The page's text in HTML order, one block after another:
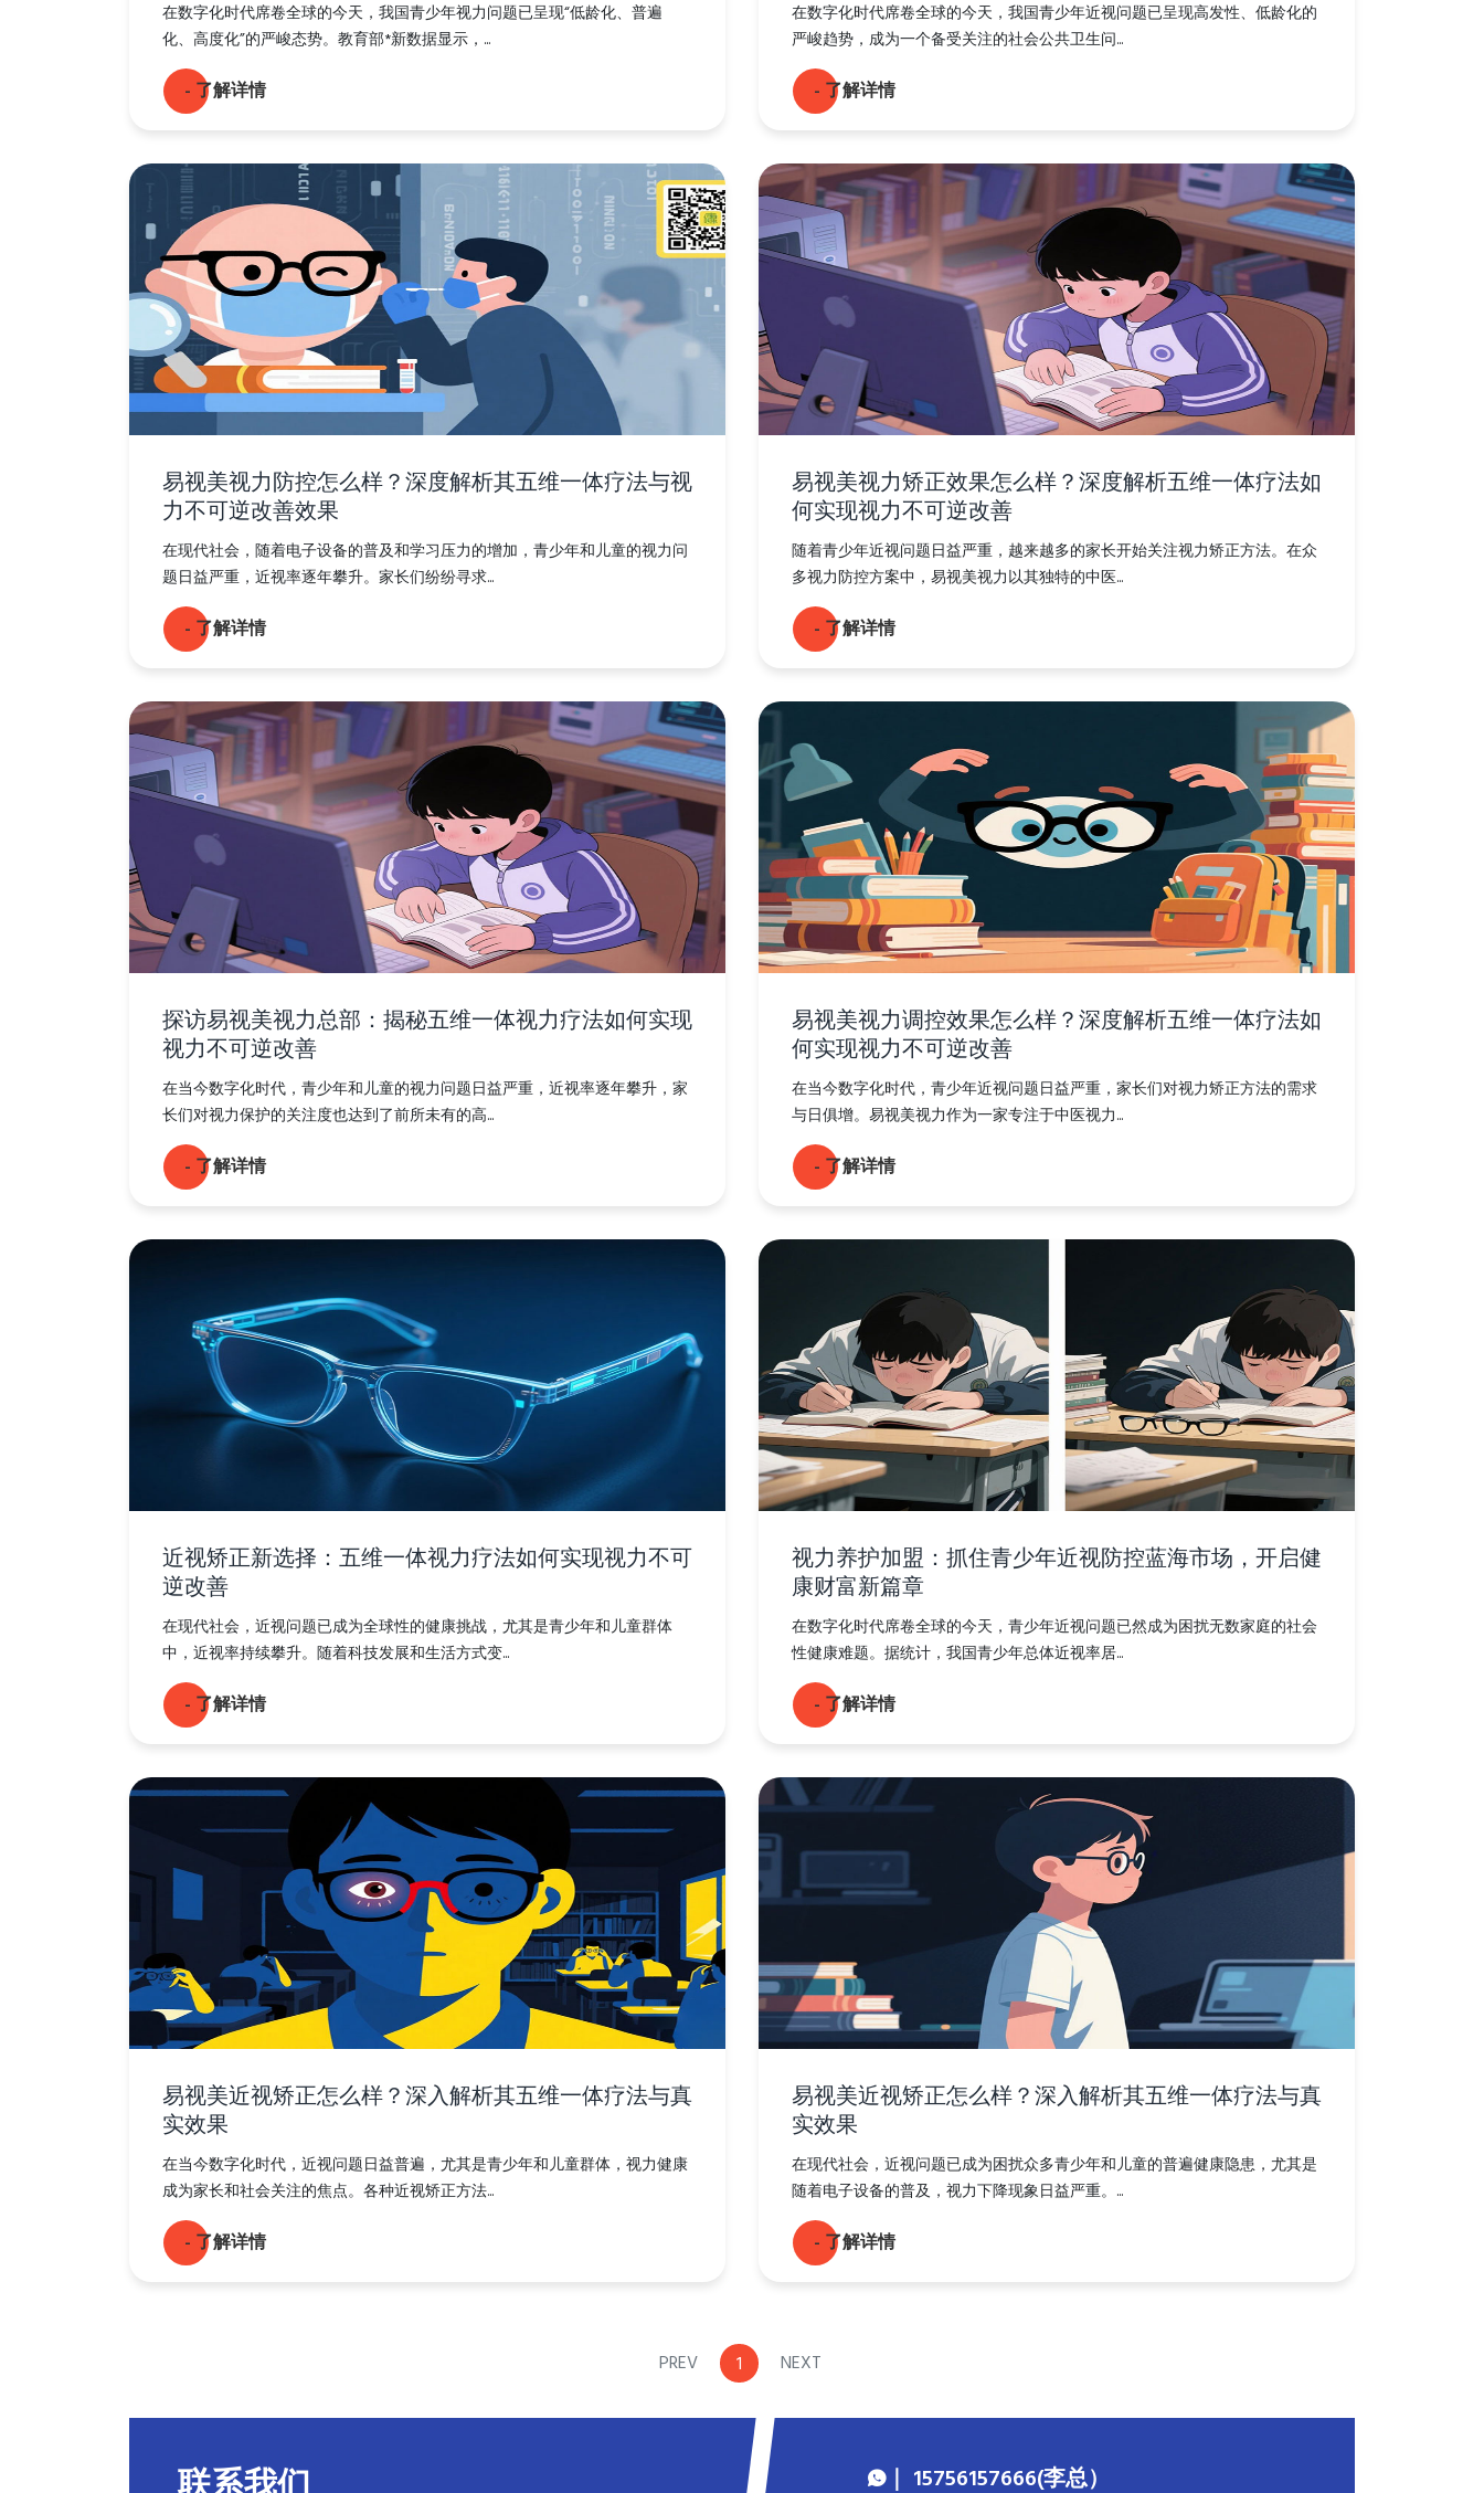
在数字化时代席卷全球的今天，我国青少年视力问题已呈现“低龄化、普遍
化、高度化”的严峻态势。教育部*新数据显示，...
- 了解详情
在数字化时代席卷全球的今天，我国青少年近视问题已呈现高发性、低龄化的
严峻趋势，成为一个备受关注的社会公共卫生问...
- 了解详情
易视美视力防控怎么样？深度解析其五维一体疗法与视
力不可逆改善效果
在现代社会，随着电子设备的普及和学习压力的增加，青少年和儿童的视力问
题日益严重，近视率逐年攀升。家长们纷纷寻求...
- 了解详情
易视美视力矫正效果怎么样？深度解析五维一体疗法如
何实现视力不可逆改善
随着青少年近视问题日益严重，越来越多的家长开始关注视力矫正方法。在众
多视力防控方案中，易视美视力以其独特的中医...
- 了解详情
探访易视美视力总部：揭秘五维一体视力疗法如何实现
视力不可逆改善
在当今数字化时代，青少年和儿童的视力问题日益严重，近视率逐年攀升，家
长们对视力保护的关注度也达到了前所未有的高...
- 了解详情
易视美视力调控效果怎么样？深度解析五维一体疗法如
何实现视力不可逆改善
在当今数字化时代，青少年近视问题日益严重，家长们对视力矫正方法的需求
与日俱增。易视美视力作为一家专注于中医视力...
- 了解详情
近视矫正新选择：五维一体视力疗法如何实现视力不可
逆改善
在现代社会，近视问题已成为全球性的健康挑战，尤其是青少年和儿童群体
中，近视率持续攀升。随着科技发展和生活方式变...
- 了解详情
视力养护加盟：抓住青少年近视防控蓝海市场，开启健
康财富新篇章
在数字化时代席卷全球的今天，青少年近视问题已然成为困扰无数家庭的社会
性健康难题。据统计，我国青少年总体近视率居...
- 了解详情
易视美近视矫正怎么样？深入解析其五维一体疗法与真
实效果
在当今数字化时代，近视问题日益普遍，尤其是青少年和儿童群体，视力健康
成为家长和社会关注的焦点。各种近视矫正方法...
- 了解详情
易视美近视矫正怎么样？深入解析其五维一体疗法与真
实效果
在现代社会，近视问题已成为困扰众多青少年和儿童的普遍健康隐患，尤其是
随着电子设备的普及，视力下降现象日益严重。...
- 了解详情
PREV 1 NEXT
｜ 15756157666(李总）